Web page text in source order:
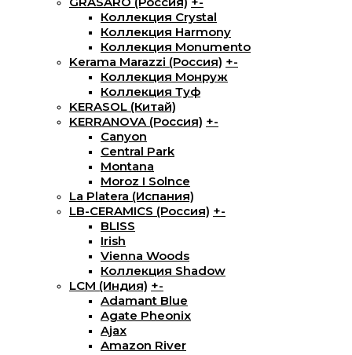
Коллекция Crystal
Коллекция Harmony
Коллекция Monumento
Kerama Marazzi (Россия) +-
Коллекция Монруж
Коллекция Туф
KERASOL (Китай)
KERRANOVA (Россия) +-
Canyon
Central Park
Montana
Moroz I Solnce
La Platera (Испания)
LB-CERAMICS (Россия) +-
BLISS
Irish
Vienna Woods
Коллекция Shadow
LCM (Индия) +-
Adamant Blue
Agate Pheonix
Ajax
Amazon River